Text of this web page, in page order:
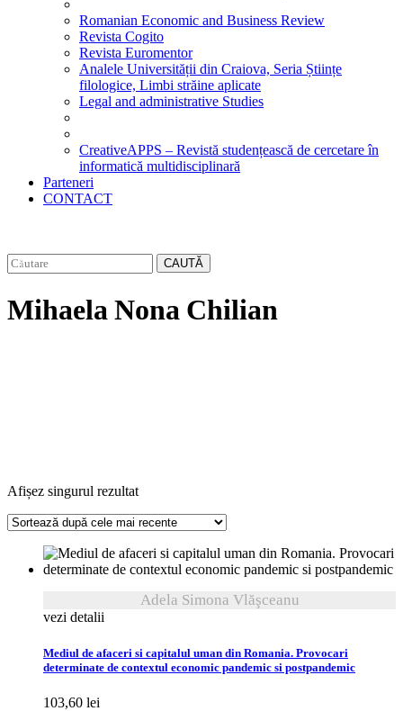
Romanian Economic and Business Review
Revista Cogito
Revista Euromentor
Analele Universității din Craiova, Seria Științe
filologice, Limbi străine aplicate
Legal and administrative Studies
CreativeAPPS – Revistă studențească de cercetare în
informatică multidisciplinară
Parteneri
CONTACT
CAUTĂ
Mihaela Nona Chilian
Afișez singurul rezultat
Adela Simona Vlăşceanu
vezi detalii
Mediul de afaceri si capitalul uman din Romania. Provocari
determinate de contextul economic pandemic si postpandemic
103,60 lei